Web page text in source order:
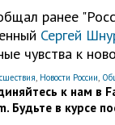
ранее
Сергей
чувства к
, Новости России,
к нам в
Будьте в курсе